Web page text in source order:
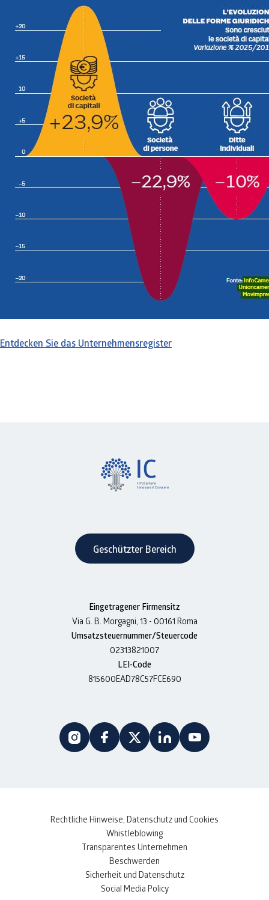
Entdecken Sie das Unternehmensregister
Geschützter Bereich
Eingetragener Firmensitz
Via G. B. Morgagni, 13 - 00161 Roma
Umsatzsteuernummer/Steuercode
02313821007
LEI-Code
815600EAD78C57FCE690
Rechtliche Hinweise, Datenschutz und Cookies
Whistleblowing
Transparentes Unternehmen
Beschwerden
Sicherheit und Datenschutz
Social Media Policy